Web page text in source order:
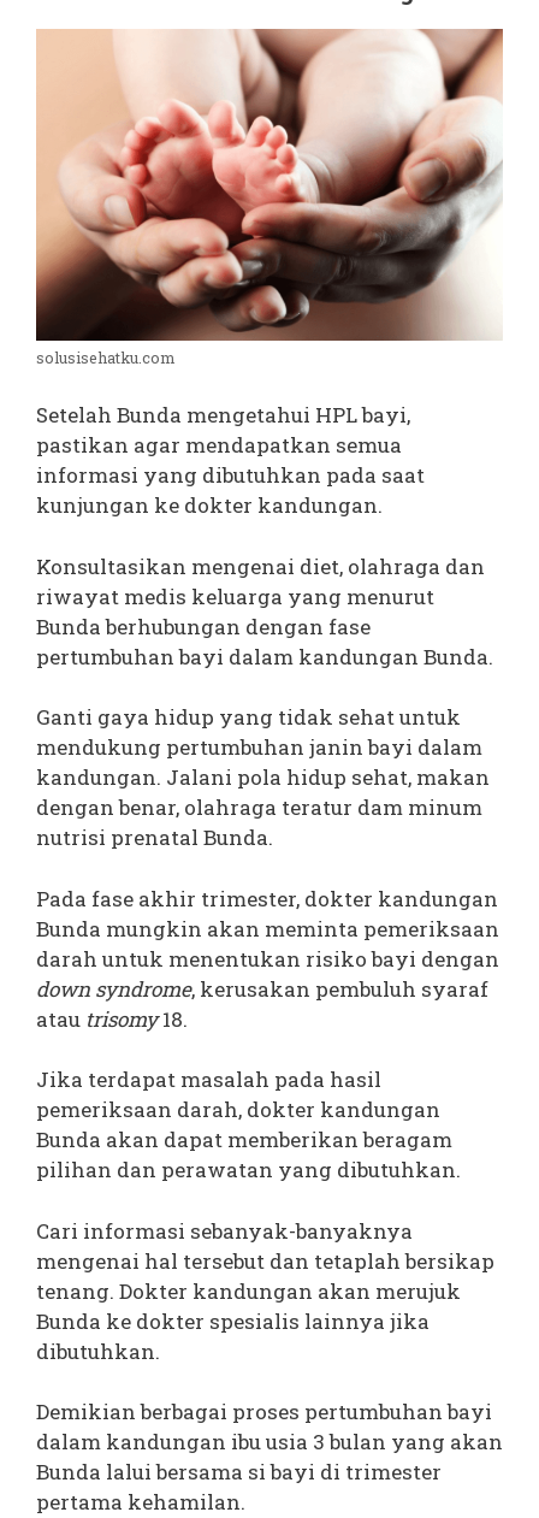
solusisehatku.com
Setelah Bunda mengetahui HPL bayi,
pastikan agar mendapatkan semua
informasi yang dibutuhkan pada saat
kunjungan ke dokter kandungan.
Konsultasikan mengenai diet, olahraga dan
riwayat medis keluarga yang menurut
Bunda berhubungan dengan fase
pertumbuhan bayi dalam kandungan Bunda.
Ganti gaya hidup yang tidak sehat untuk
mendukung pertumbuhan janin bayi dalam
kandungan. Jalani pola hidup sehat, makan
dengan benar, olahraga teratur dam minum
nutrisi prenatal Bunda.
Pada fase akhir trimester, dokter kandungan
Bunda mungkin akan meminta pemeriksaan
darah untuk menentukan risiko bayi dengan
down syndrome, kerusakan pembuluh syaraf
atau trisomy18.
Jika terdapat masalah pada hasil
pemeriksaan darah, dokter kandungan
Bunda akan dapat memberikan beragam
pilihan dan perawatan yang dibutuhkan.
Cari informasi sebanyak-banyaknya
mengenai hal tersebut dan tetaplah bersikap
tenang. Dokter kandungan akan merujuk
Bunda ke dokter spesialis lainnya jika
dibutuhkan.
Demikian berbagai proses pertumbuhan bayi
dalam kandungan ibu usia 3 bulan yang akan
Bunda lalui bersama si bayi di trimester
pertama kehamilan.